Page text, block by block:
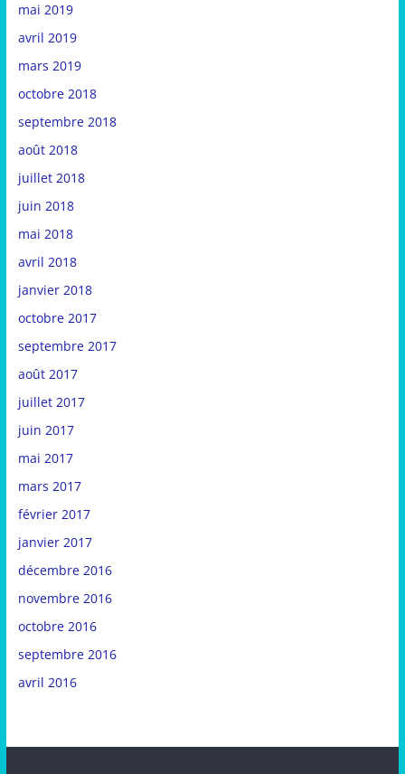
mai 2019
avril 2019
mars 2019
octobre 2018
septembre 2018
août 2018
juillet 2018
juin 2018
mai 2018
avril 2018
janvier 2018
octobre 2017
septembre 2017
août 2017
juillet 2017
juin 2017
mai 2017
mars 2017
février 2017
janvier 2017
décembre 2016
novembre 2016
octobre 2016
septembre 2016
avril 2016